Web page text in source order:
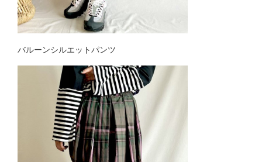
バルーンシルエットパンツ